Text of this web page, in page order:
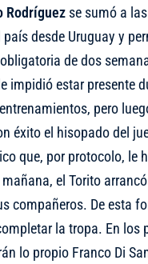
Rodríguez se sumó a
desde Uruguay y
de dos
impidió estar presente
pero
éxito el hisopado del
que, por protocolo, le
el Torito
compañeros. De esta
la tropa. En los
lo propio Franco Di